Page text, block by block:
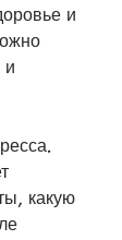
и
и
какую